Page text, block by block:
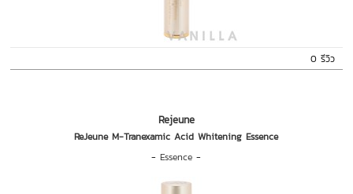
0 รีวิว
Rejeune
ReJeune M-Tranexamic Acid Whitening Essence
-Essence -